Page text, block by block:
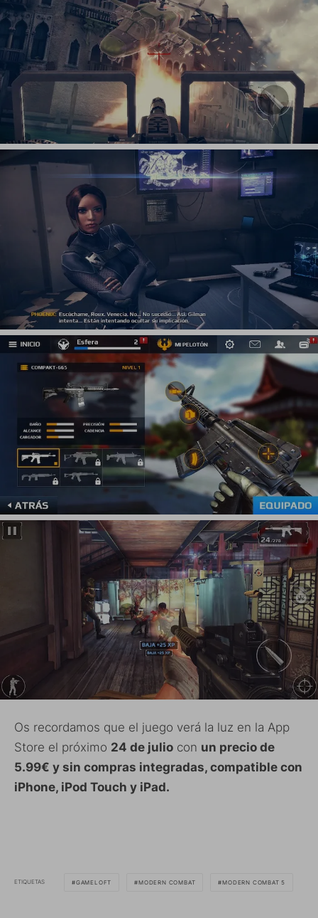
Os recordamos que el juego verá la luz en la App
Store el próximo 24 de julio con un precio de
5.99€ y sin compras integradas, compatible con
iPhone, iPod Touch y iPad.
ETIQUETAS GAMELOFT MODERN COMBAT MODERN COMBAT 5